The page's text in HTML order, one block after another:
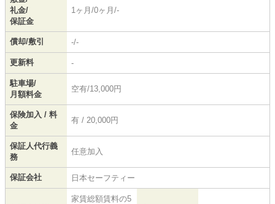
礼金/
保証金
1ヶ月/0ヶ月/-
償却/敷引 -/-
更新料 -
駐車場/
月額料金
空有/13,000円
保険加入 / 料
金
有 / 20,000円
保証人代行義
務
任意加入
保証会社 日本セーフティー
家賃総額賃料の5